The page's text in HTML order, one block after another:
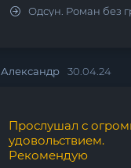
Одсун. Роман без границ -
Александр 30.04.24
Прослушал с
удовольствием.
Рекомендую